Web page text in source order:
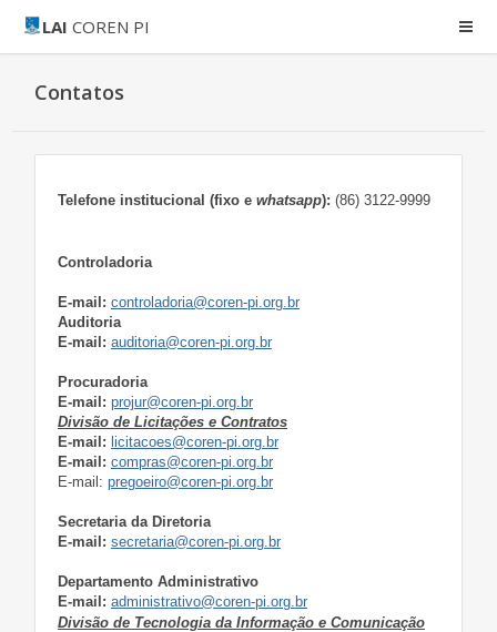
LAI COREN PI
Contatos
Telefone institucional (fixo e whatsapp): (86) 3122-9999
Controladoria
E-mail: controladoria@coren-pi.org.br
Auditoria
E-mail: auditoria@coren-pi.org.br
Procuradoria
E-mail: projur@coren-pi.org.br
Divisão de Licitações e Contratos
E-mail: licitacoes@coren-pi.org.br
E-mail: compras@coren-pi.org.br
E-mail: pregoeiro@coren-pi.org.br
Secretaria da Diretoria
E-mail: secretaria@coren-pi.org.br
Departamento Administrativo
E-mail: administrativo@coren-pi.org.br
Divisão de Tecnologia da Informação e Comunicação